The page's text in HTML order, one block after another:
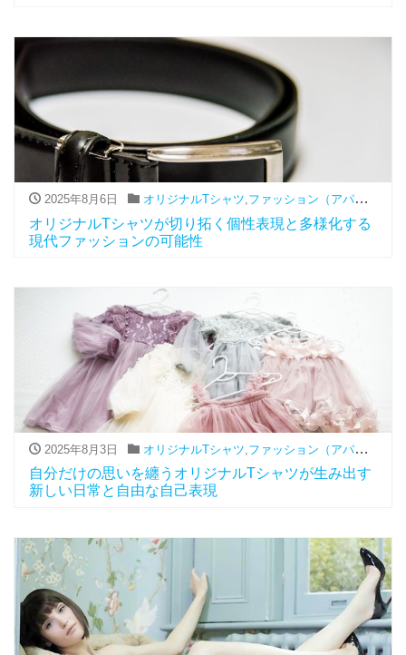
2025年8月6日 オリジナルTシャツ,ファッション（アパレル関連）
オリジナルTシャツが切り拓く個性表現と多様化する
現代ファッションの可能性
2025年8月3日 オリジナルTシャツ,ファッション（アパレル関連）
自分だけの思いを纏うオリジナルTシャツが生み出す
新しい日常と自由な自己表現